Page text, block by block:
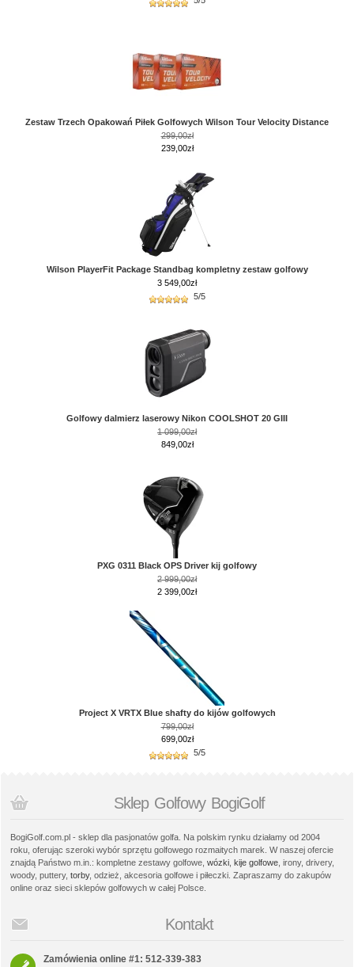
Zestaw Trzech Opakowań Piłek Golfowych Wilson Tour Velocity Distance
299,00zł
239,00zł
Wilson PlayerFit Package Standbag kompletny zestaw golfowy
3 549,00zł
5/5
Golfowy dalmierz laserowy Nikon COOLSHOT 20 GIII
1 099,00zł
849,00zł
PXG 0311 Black OPS Driver kij golfowy
2 999,00zł
2 399,00zł
Project X VRTX Blue shafty do kijów golfowych
799,00zł
699,00zł
5/5
Sklep Golfowy BogiGolf
BogiGolf.com.pl - sklep dla pasjonatów golfa. Na polskim rynku działamy od 2004
roku, oferując szeroki wybór sprzętu golfowego rozmaitych marek. W naszej ofercie
znajdą Państwo m.in.: kompletne zestawy golfowe, wózki kije golfowe , irony, drivery,
woody, puttery, torby, odzież, akcesoria golfowe i piłeczki. Zapraszamy do zakupów
online oraz sieci sklepów golfowych w całej Polsce.
Kontakt
Zamówienia online #1: 512-339-383